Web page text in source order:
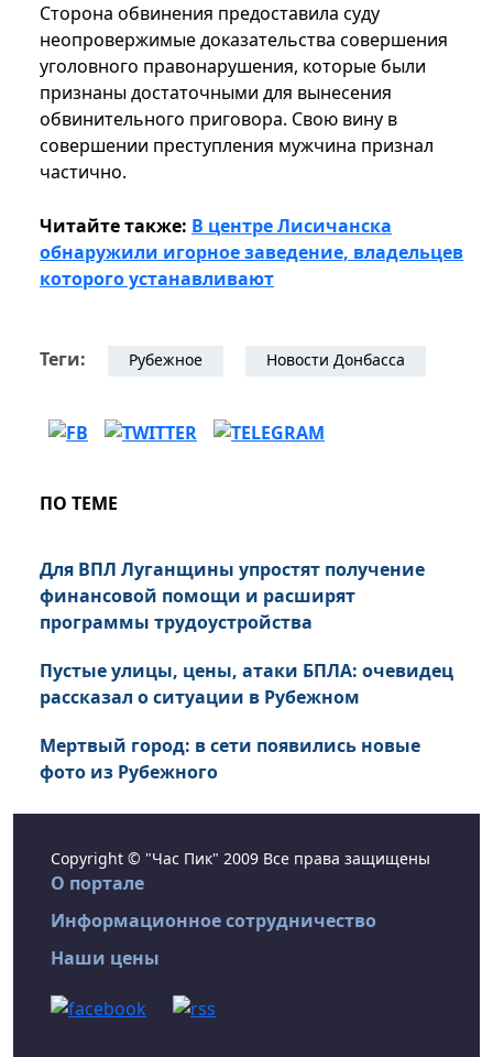
Сторона обвинения предоставила суду
неопровержимые доказательства совершения
уголовного правонарушения, которые были
признаны достаточными для вынесения
обвинительного приговора. Свою вину в
совершении преступления мужчина признал
частично.
Читайте также: В центре Лисичанска
обнаружили игорное заведение, владельцев
которого устанавливают
Теги: Рубежное Новости Донбасса
ПО ТЕМЕ
Для ВПЛ Луганщины упростят получение
финансовой помощи и расширят
программы трудоустройства
Пустые улицы, цены, атаки БПЛА: очевидец
рассказал о ситуации в Рубежном
Мертвый город: в сети появились новые
фото из Рубежного
Copyright © "Час Пик" 2009 Все права защищены
О портале
Информационное сотрудничество
Наши цены